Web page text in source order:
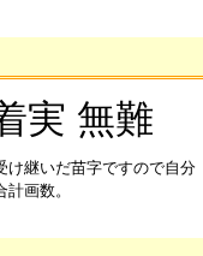
実 無難
け継いだ苗字ですので自分
画数。